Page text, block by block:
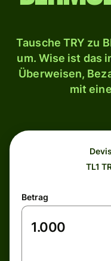
Tausche TRY zu
um. Wise ist das
Überweisen,
mit
TL1
Betrag